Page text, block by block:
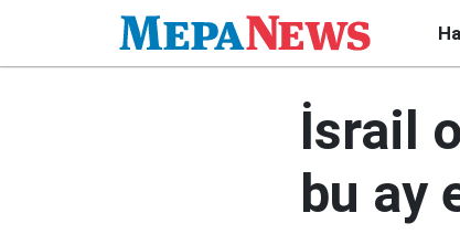
İsrail
bu ay